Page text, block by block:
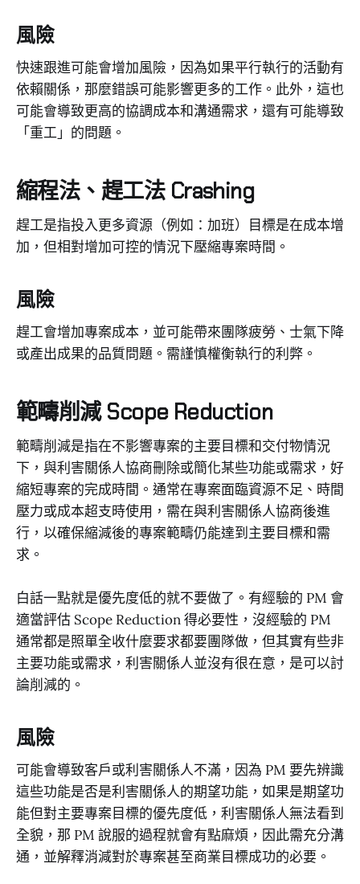
風險
快速跟進可能會增加風險，因為如果平行執行的活動有
依賴關係，那麼錯誤可能影響更多的工作。此外，這也
可能會導致更高的協調成本和溝通需求，還有可能導致
「重工」的問題。
縮程法、趕工法 Crashing
趕工是指投入更多資源（例如：加班）目標是在成本增
加，但相對增加可控的情況下壓縮專案時間。
風險
趕工會增加專案成本，並可能帶來團隊疲勞、士氣下降
或產出成果的品質問題。需謹慎權衡執行的利弊。
範疇削減 Scope Reduction
範疇削減是指在不影響專案的主要目標和交付物情況
下，與利害關係人協商刪除或簡化某些功能或需求，好
縮短專案的完成時間。通常在專案面臨資源不足、時間
壓力或成本超支時使用，需在與利害關係人協商後進
行，以確保縮減後的專案範疇仍能達到主要目標和需
求。
白話一點就是優先度低的就不要做了。有經驗的 PM 會
適當評估 Scope Reduction 得必要性，沒經驗的 PM
通常都是照單全收什麼要求都要團隊做，但其實有些非
主要功能或需求，利害關係人並沒有很在意，是可以討
論削減的。
風險
可能會導致客戶或利害關係人不滿，因為 PM 要先辨識
這些功能是否是利害關係人的期望功能，如果是期望功
能但對主要專案目標的優先度低，利害關係人無法看到
全貌，那 PM 說服的過程就會有點麻煩，因此需充分溝
通，並解釋消減對於專案甚至商業目標成功的必要。